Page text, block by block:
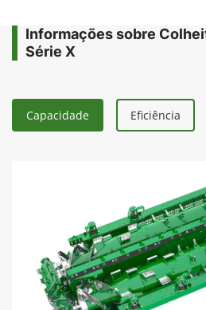
Informações sobre
Série X
Capacidade Eficiência